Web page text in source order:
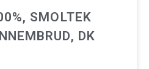
SMOLTEK
DK